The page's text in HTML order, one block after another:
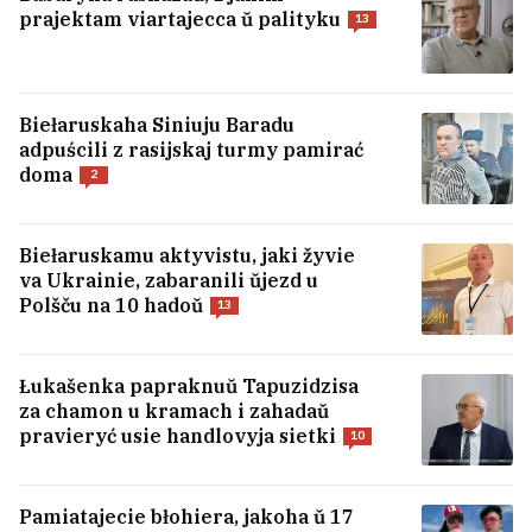
prajektam viartajecca ŭ palityku
13
Biełaruskaha Siniuju Baradu
adpuścili z rasijskaj turmy pamirać
doma
2
Biełaruskamu aktyvistu, jaki žyvie
va Ukrainie, zabaranili ŭjezd u
Polšču na 10 hadoŭ
13
Łukašenka papraknuŭ Tapuzidzisa
za chamon u kramach i zahadaŭ
pravieryć usie handlovyja sietki
10
Pamiatajecie błohiera, jakoha ŭ 17
«Ja staŭ ščaślivy». Praca na budoŭli
hramadskaja aktyŭnaść —
maralnuju siłu. Były kalinoviec Kuś
unutranuju raŭnavahu